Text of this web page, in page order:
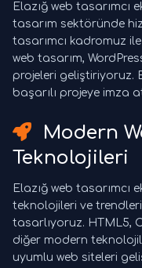
Elazığ web tasarımcı
tasarım sektöründe
tasarımcı kadromuz
web tasarım,
projeleri geliştiriyoruz.
başarılı projeye imza
Modern
Teknolojileri
Elazığ web tasarımcı
teknolojileri ve
tasarlıyoruz. HTML5,
diğer modern
uyumlu web siteleri